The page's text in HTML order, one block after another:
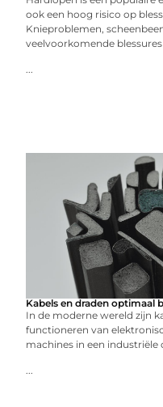
ook een hoog risico op
Knieproblemen,
veelvoorkomende blessures
...
Kabels en draden optimaal
In de moderne wereld zijn
functioneren van
machines in een industriële
...